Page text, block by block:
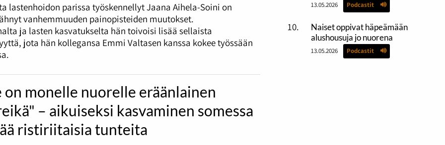
lastenhoidon parissa työskennellyt Jaana Aihela-Soini on
vanhemmuuden painopisteiden muutokset.
ja lasten kasvatukselta hän toivoisi lisää sellaista
jota hän kollegansa Emmi Valtasen kanssa kokee työssään
on monelle nuorelle eräänlainen
– aikuiseksi kasvaminen somessa
ristiriitaisia tunteita
13.05.2026 Podcastit
Naiset oppivat häpeämään
alushousuja jo nuorena
13.05.2026 Podcastit